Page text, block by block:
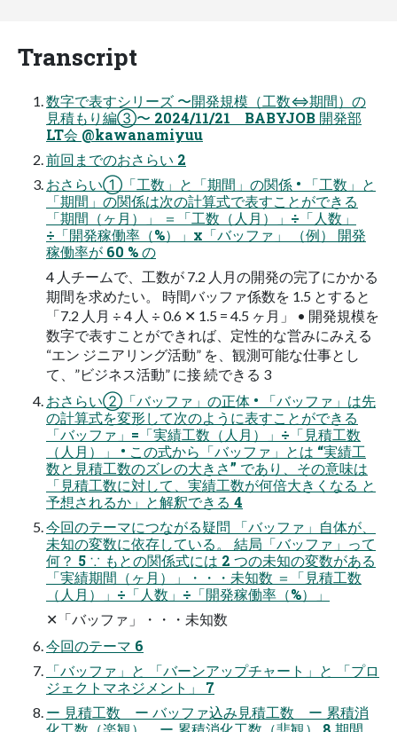
Transcript
数字で表すシリーズ 〜開発規模（工数⇔期間）の
見積もり編③〜 2024/11/21 BABYJOB 開発部
LT会 @kawanamiyuu
前回までのおさらい 2
おさらい①「工数」と「期間」の関係 • 「工数」と
「期間」の関係は次の計算式で表すことができる
「期間（ヶ月）」 ＝「工数（人月）」÷「人数」
÷「開発稼働率（%）」x「バッファ」 （例） 開発
稼働率が 60 % の
4 人チームで、工数が 7.2 人月の開発の完了にかかる
期間を求めたい。 時間バッファ係数を 1.5 とすると
「7.2 人月 ÷ 4 人 ÷ 0.6 ✕ 1.5 = 4.5 ヶ月」 • 開発規模を
数字で表すことができれば、定性的な営みにみえる
“エン ジニアリング活動” を、観測可能な仕事とし
て、”ビジネス活動” に接 続できる 3
おさらい②「バッファ」の正体 • 「バッファ」は先
の計算式を変形して次のように表すことができる
「バッファ」=「実績工数（人月）」÷「見積工数
（人月）」 • この式から「バッファ」とは “実績工
数と見積工数のズレの大きさ” であり、その意味は
「見積工数に対して、実績工数が何倍大きくなる と
予想されるか」と解釈できる 4
今回のテーマにつながる疑問 「バッファ」自体が、
未知の変数に依存している。 結局「バッファ」って
何？ 5 ∵ もとの関係式には 2 つの未知の変数がある
「実績期間（ヶ月）」・・・未知数 ＝「見積工数
（人月）」÷「人数」÷「開発稼働率（%）」
✕「バッファ」・・・未知数
今回のテーマ 6
「バッファ」と 「バーンアップチャート」と 「プロ
ジェクトマネジメント」 7
ー 見積工数 ー バッファ込み見積工数 ー 累積消